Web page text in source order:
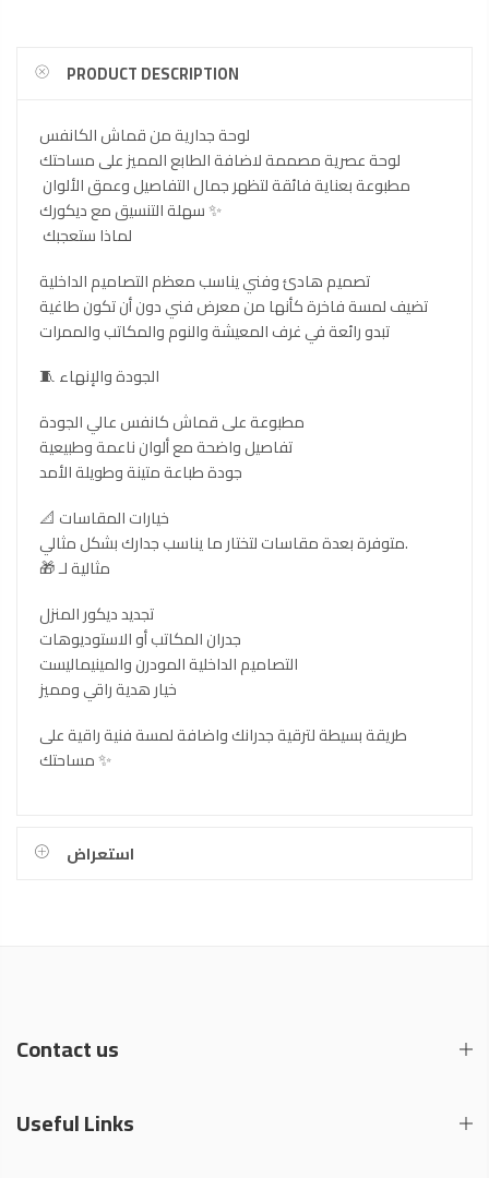
PRODUCT DESCRIPTION
لوحة جدارية من قماش الكانفس
سهلة التنسيق مع ديكورك ✨
لماذا ستعجبك
تصميم هادئ وفني يناسب معظم التصاميم الداخلية
تضيف لمسة فاخرة كأنها من معرض فني دون أن تكون طاغية
تبدو رائعة في غرف المعيشة والنوم والمكاتب والممرات
🧵 الجودة والإنهاء
مطبوعة على قماش كانفس عالي الجودة
تفاصيل واضحة مع ألوان ناعمة وطبيعية
جودة طباعة متينة وطويلة الأمد
📐 خيارات المقاسات
متوفرة بعدة مقاسات لتختار ما يناسب جدارك بشكل مثالي.
🎁 مثالية لـ
تجديد ديكور المنزل
جدران المكاتب أو الاستوديوهات
التصاميم الداخلية المودرن والمينيماليست
خيار هدية راقي ومميز
طريقة بسيطة لترقية جدرانك واضافة لمسة فنية راقية على
مساحتك ✨
استعراض
Contact us
Useful Links